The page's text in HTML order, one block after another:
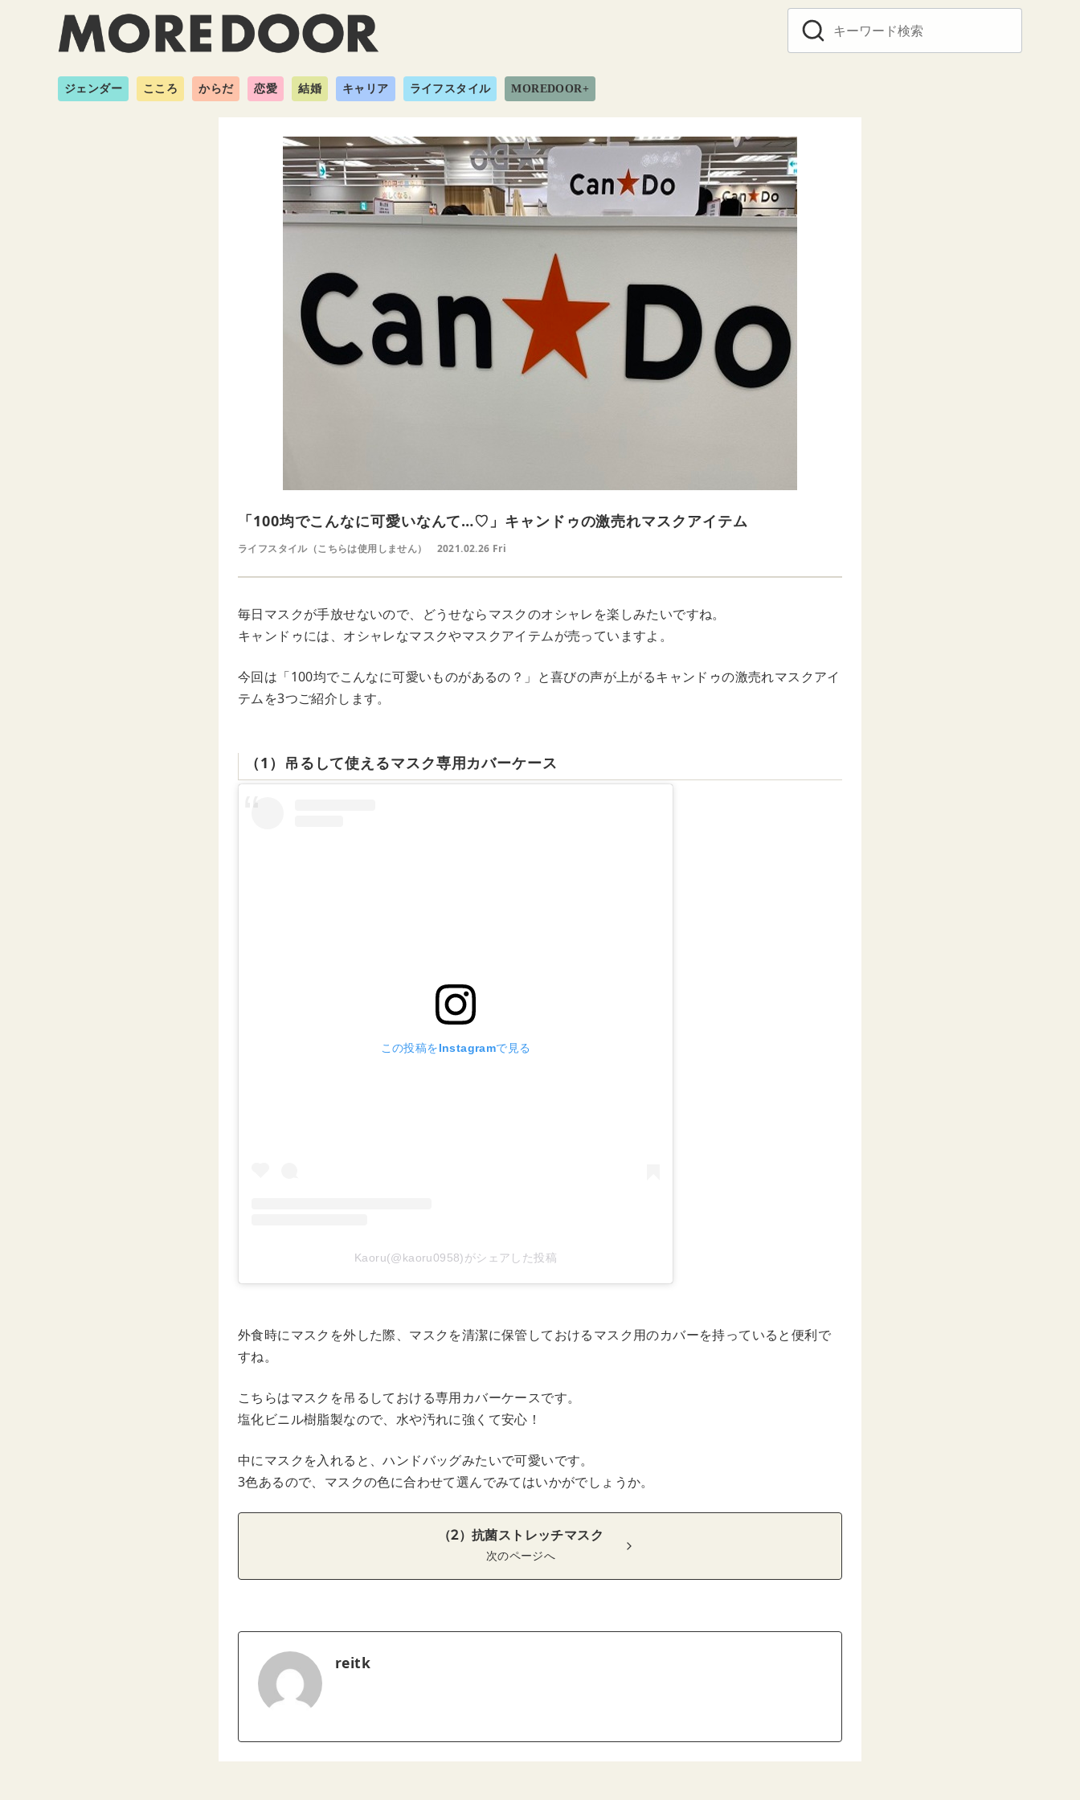
ジェンダー こころ からだ 恋愛 結婚 キャリア ライフスタイル MOREDOOR+
「100均でこんなに可愛いなんて…♡」キャンドゥの激売れマスクアイテム
ライフスタイル（こちらは使用しません） 2021.02.26 Fri
毎日マスクが手放せないので、どうせならマスクのオシャレを楽しみたいですね。
キャンドゥには、オシャレなマスクやマスクアイテムが売っていますよ。
今回は「100均でこんなに可愛いものがあるの？」と喜びの声が上がるキャンドゥの激売れマスクアイ
テムを3つご紹介します。
（1）吊るして使えるマスク専用カバーケース
この投稿をInstagramで見る
Kaoru(@kaoru0958)がシェアした投稿
外食時にマスクを外した際、マスクを清潔に保管しておけるマスク用のカバーを持っていると便利で
すね。
こちらはマスクを吊るしておける専用カバーケースです。
塩化ビニル樹脂製なので、水や汚れに強くて安心！
中にマスクを入れると、ハンドバッグみたいで可愛いです。
3色あるので、マスクの色に合わせて選んでみてはいかがでしょうか。
（2）抗菌ストレッチマスク
次のページへ
reitk